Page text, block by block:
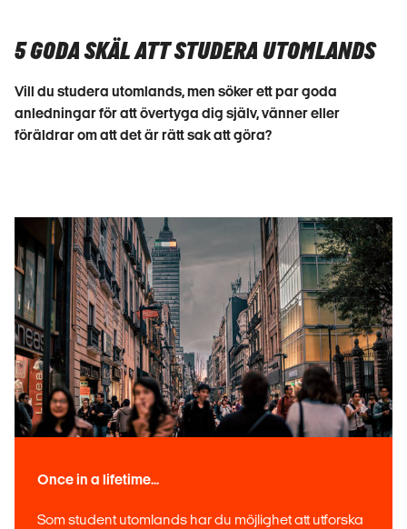
5 GODA SKÄL ATT STUDERA UTOMLANDS
Vill du studera utomlands, men söker ett par goda
anledningar för att övertyga dig själv, vänner eller
föräldrar om att det är rätt sak att göra?
Once in a lifetime...
Som student utomlands har du möjlighet att utforska